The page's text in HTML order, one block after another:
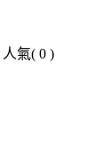
人氣( 0 )